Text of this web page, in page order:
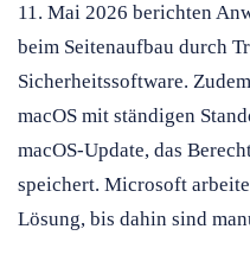
11. Mai 2026 berichten
beim Seitenaufbau durch
Sicherheitssoftware.
macOS mit ständigen
macOS-Update, das
speichert. Microsoft
Lösung, bis dahin sind